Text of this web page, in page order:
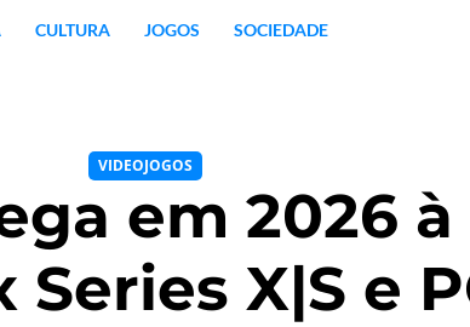
CULTURA JOGOS SOCIEDADE
VIDEOJOGOS
em 2026
Series X|S e